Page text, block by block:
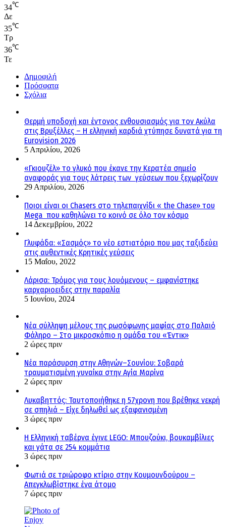
34℃
Δε
35℃
Τρ
36℃
Τε
Δημοφιλή
Πρόσφατα
Σχόλια
Θερμή υποδοχή και έντονος ενθουσιασμός για τον Ακύλα
στις Βρυξέλλες – Η ελληνική καρδιά χτύπησε δυνατά για τη
Eurovision 2026
5 Απριλίου, 2026
«Γκιουζέλ» το γλυκό που έκανε την Κερατέα σημείο
αναφοράς για τους λάτρεις των γεύσεων που ξεχωρίζουν
29 Απριλίου, 2026
Ποιοι είναι οι Chasers στο τηλεπαιχνίδι « the Chase» του
Mega που καθηλώνει το κοινό σε όλο τον κόσμο
14 Δεκεμβρίου, 2022
Γλυφάδα: «Σασμός» το νέο εστιατόριο που μας ταξιδεύει
στις αυθεντικές Κρητικές γεύσεις
15 Μαΐου, 2022
Λάρισα: Τρόμος για τους λουόμενους – εμφανίστηκε
καρχαριοειδες στην παραλία
5 Ιουνίου, 2024
Νέα σύλληψη μέλους της ρωσόφωνης μαφίας στο Παλαιό
Φάληρο – Στο μικροσκόπιο η ομάδα του «Έντικ»
2 ώρες πριν
Νέα παράσυρση στην Αθηνών–Σουνίου: Σοβαρά
τραυματισμένη γυναίκα στην Αγία Μαρίνα
2 ώρες πριν
Λυκαβηττός: Ταυτοποιήθηκε η 57χρονη που βρέθηκε νεκρή
σε σπηλιά – Είχε δηλωθεί ως εξαφανισμένη
3 ώρες πριν
H Ελληνική ταβέρνα έγινε LEGO: Μπουζούκι, βουκαμβίλιες
και γάτα σε 254 κομμάτια
3 ώρες πριν
Φωτιά σε τριώροφο κτίριο στην Κουμουνδούρου –
Απεγκλωβίστηκε ένα άτομο
7 ώρες πριν